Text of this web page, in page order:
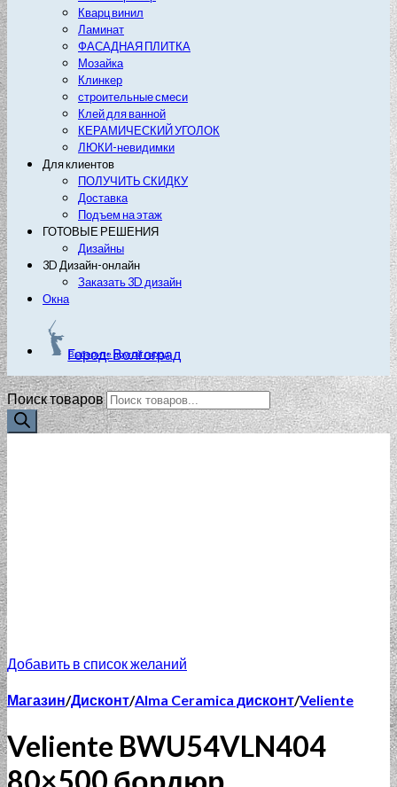
Кварц винил
Ламинат
ФАСАДНАЯ ПЛИТКА
Мозайка
Клинкер
строительные смеси
Клей для ванной
КЕРАМИЧЕСКИЙ УГОЛОК
ЛЮКИ-невидимки
Для клиентов
ПОЛУЧИТЬ СКИДКУ
Доставка
Подъем на этаж
ГОТОВЫЕ РЕШЕНИЯ
Дизайны
3D Дизайн-онлайн
Заказать 3D дизайн
Окна
Город: Волгоград
Выберите другой город
Поиск товаров
Добавить в список желаний
Магазин/Дисконт/Alma Ceramica дисконт/Veliente
Veliente BWU54VLN404